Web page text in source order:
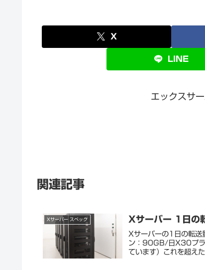
X
LINE
エックスサ
関連記事
Xサーバー スペック Xサーバー 1日の
Xサーバーの1日の転
ン：90GB/日X30プ
ています）これを超え